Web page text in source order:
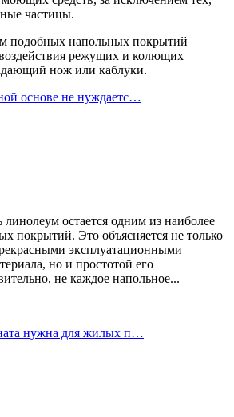
частицы.
подобных напольных покрытий
воздействия режущих и колющих
нож или каблуки.
основе не нуждаетс…
остается одним из наиболее
покрытий. Это объясняется не только
эксплуатационными
но и простотой его
не каждое напольное...
нужна для жилых п…